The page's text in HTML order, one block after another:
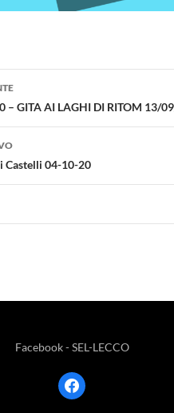
– GITA AI LAGHI DI RITOM 13/
Castelli 04-10-20
Facebook - SEL-LECCO
facebook